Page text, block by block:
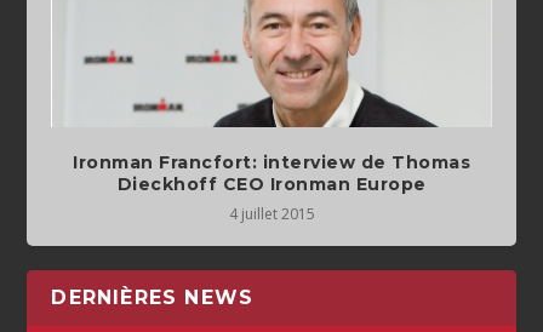
Ironman Francfort: interview de Thomas
Dieckhoff CEO Ironman Europe
4 juillet 2015
DERNIÈRES NEWS